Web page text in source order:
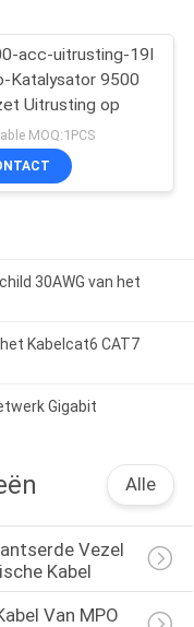
acc-uitrusting-19I
Katalysator 9500
Uitrusting op
MOQ:1PCS
30AWG van het
Kabelcat6 CAT7
Gigabit
Alle
Vezel
Kabel
Van MPO